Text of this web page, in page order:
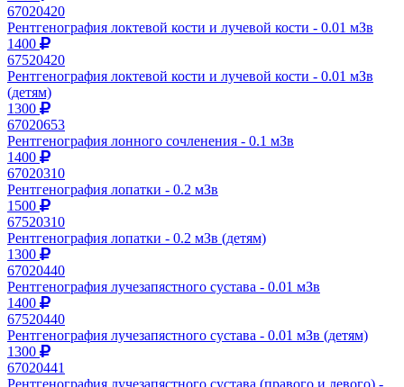
67020420
Рентгенография локтевой кости и лучевой кости - 0.01 мЗв
1400
67520420
Рентгенография локтевой кости и лучевой кости - 0.01 мЗв
(детям)
1300
67020653
Рентгенография лонного сочленения - 0.1 мЗв
1400
67020310
Рентгенография лопатки - 0.2 мЗв
1500
67520310
Рентгенография лопатки - 0.2 мЗв (детям)
1300
67020440
Рентгенография лучезапястного сустава - 0.01 мЗв
1400
67520440
Рентгенография лучезапястного сустава - 0.01 мЗв (детям)
1300
67020441